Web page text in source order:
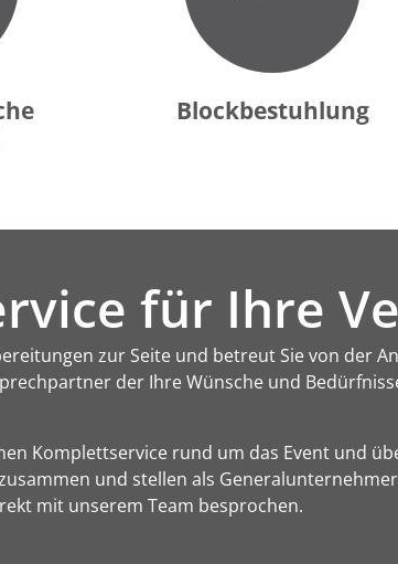
Blockbestuhlung
für Ihre
zur Seite und betreut Sie von der
der Ihre Wünsche und
Komplettservice rund um das Event und
und stellen als
mit unserem Team besprochen.